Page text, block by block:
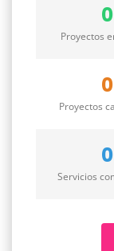
0
Proyectos
0
Proyectos
0
Servicios